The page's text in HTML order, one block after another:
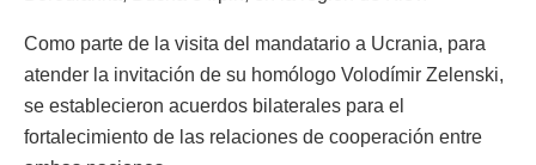
Como parte de la visita del mandatario a Ucrania, para
atender la invitación de su homólogo Volodímir Zelenski,
se establecieron acuerdos bilaterales para el
fortalecimiento de las relaciones de cooperación entre